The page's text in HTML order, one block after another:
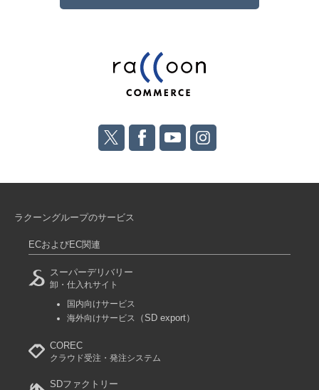
ラクーングループのサービス
ECおよびEC関連
スーパーデリバリー
卸・仕入れサイト
国内向けサービス
海外向けサービス
（SD export）
COREC
クラウド受注・発注システム
SDファクトリー